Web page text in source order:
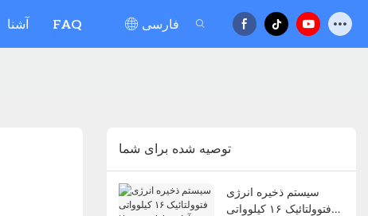
آشنا FAQ فارسی
توصیه شده برای شما
سیستم ذخیره انرژی
فتوولتائیک ۱۶ کیلوواتی